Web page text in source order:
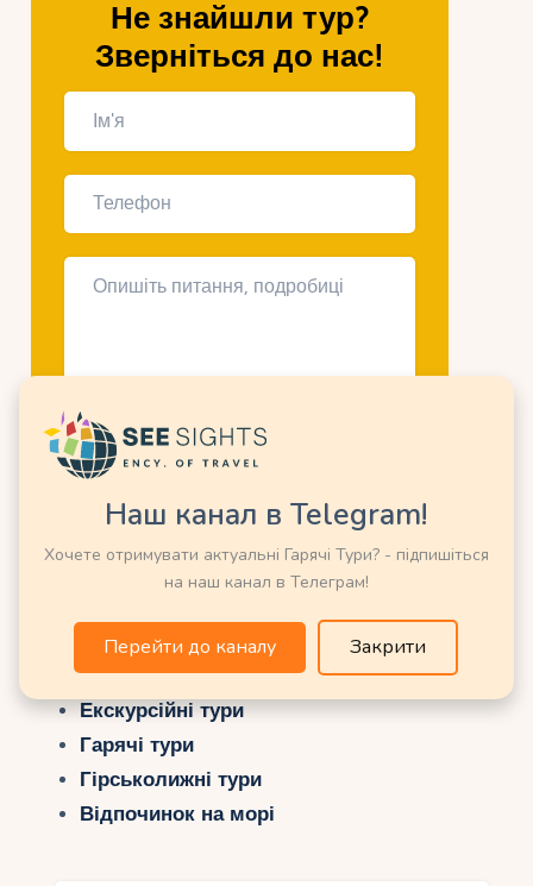
Не знайшли тур?
Зверніться до нас!
Можливо Вас зацікавить ще:
Енциклопедія Курортів та Країн Світу
Пошук турів онлайн
Екскурсійні тури
Гарячі тури
Гірськолижні тури
Відпочинок на морі
Наш канал в Telegram!
Хочете отримувати актуальні Гарячі Тури? - підпишіться
на наш канал в Телеграм!
Перейти до каналу Закрити